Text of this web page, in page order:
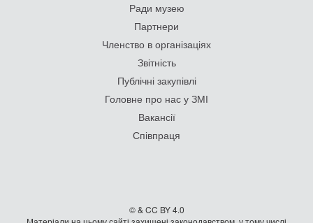
Ради музею
Партнери
Членство в організаціях
Звітність
Публічні закупівлі
Головне про нас у ЗМІ
Вакансії
Співпраця
© & CC BY 4.0